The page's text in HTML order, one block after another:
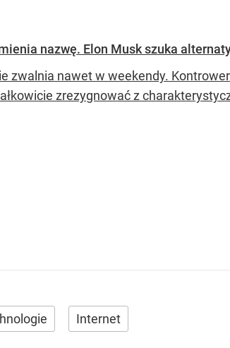
nazwę. Elon Musk szuka
zwalnia nawet w weekendy.
zrezygnować z
Internet